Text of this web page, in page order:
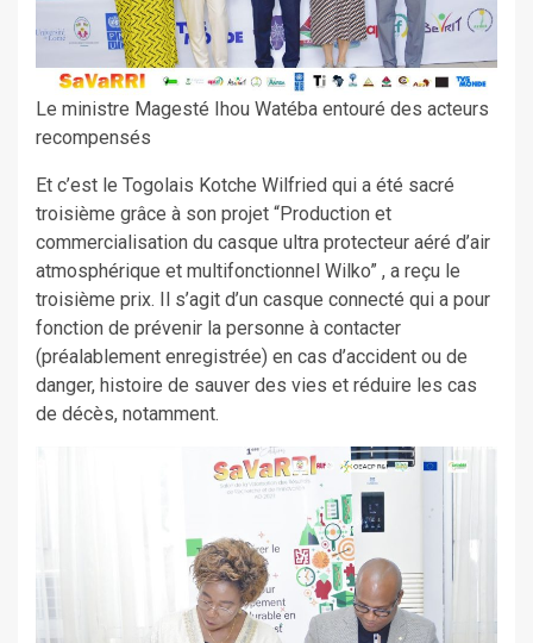
Le ministre Magesté Ihou Watéba entouré des acteurs
recompensés
Et c’est le Togolais Kotche Wilfried qui a été sacré
troisième grâce à son projet “Production et
commercialisation du casque ultra protecteur aéré d’air
atmosphérique et multifonctionnel Wilko” , a reçu le
troisième prix. Il s’agit d’un casque connecté qui a pour
fonction de prévenir la personne à contacter
(préalablement enregistrée) en cas d’accident ou de
danger, histoire de sauver des vies et réduire les cas
de décès, notamment.